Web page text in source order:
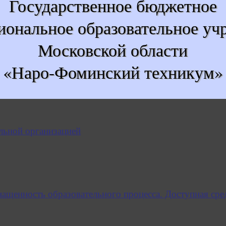
Государственное бюджетное
образовательное
Московской области
«Наро-Фоминский техникум»
организацией
образовательного процесса. Доступная